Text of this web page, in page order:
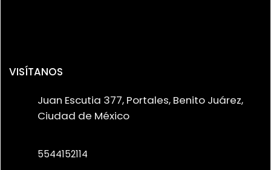
VISÍTANOS
Juan Escutia 377, Portales, Benito Juárez,
Ciudad de México
5544152114